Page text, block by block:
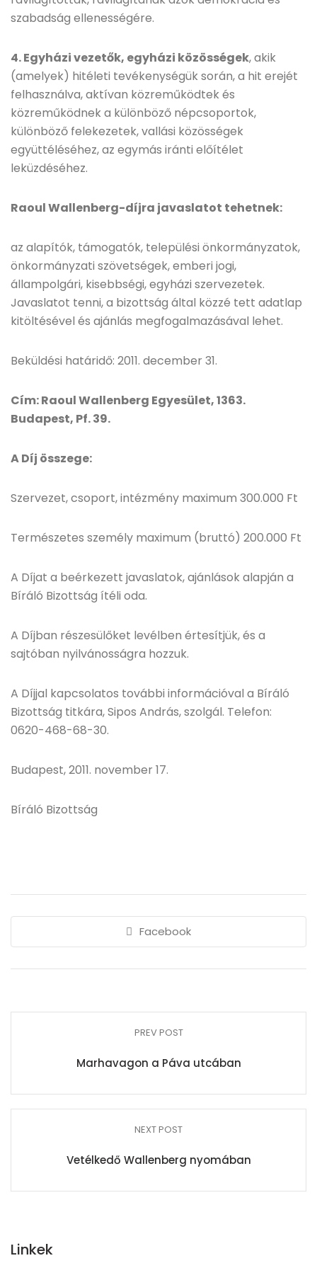
szabadság ellenességére.
4. Egyházi vezetők, egyházi közösségek, akik
(amelyek) hitéleti tevékenységük során, a hit erejét
felhasználva, aktívan közreműködtek és
közreműködnek a különböző népcsoportok,
különböző felekezetek, vallási közösségek
együttéléséhez, az egymás iránti előítélet
leküzdéséhez.
Raoul Wallenberg-díjra javaslatot tehetnek:
az alapítók, támogatók, települési önkormányzatok,
önkormányzati szövetségek, emberi jogi,
állampolgári, kisebbségi, egyházi szervezetek.
Javaslatot tenni, a bizottság által közzé tett adatlap
kitöltésével és ajánlás megfogalmazásával lehet.
Beküldési határidő: 2011. december 31.
Cím: Raoul Wallenberg Egyesület, 1363.
Budapest, Pf. 39.
A Díj összege:
Szervezet, csoport, intézmény maximum 300.000 Ft
Természetes személy maximum (bruttó) 200.000 Ft
A Díjat a beérkezett javaslatok, ajánlások alapján a
Bíráló Bizottság ítéli oda.
A Díjban részesülőket levélben értesítjük, és a
sajtóban nyilvánosságra hozzuk.
A Díjjal kapcsolatos további információval a Bíráló
Bizottság titkára, Sipos András, szolgál. Telefon:
0620-468-68-30.
Budapest, 2011. november 17.
Bíráló Bizottság
Facebook
PREV POST
Marhavagon a Páva utcában
NEXT POST
Vetélkedő Wallenberg nyomában
Linkek